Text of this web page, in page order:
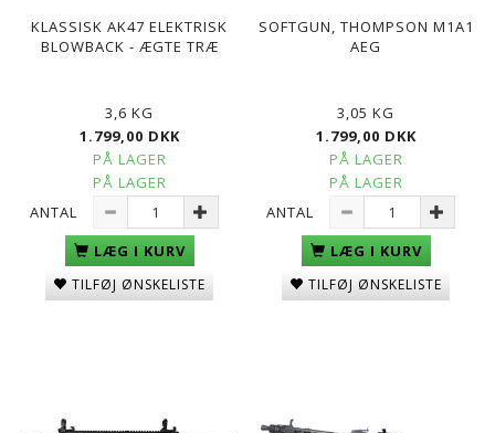
KLASSISK AK47 ELEKTRISK
BLOWBACK - ÆGTE TRÆ
3,6 KG
1.799,00 DKK
PÅ LAGER
PÅ LAGER
ANTAL
LÆG I KURV
TILFØJ ØNSKELISTE
SOFTGUN, THOMPSON M1A1
AEG
3,05 KG
1.799,00 DKK
PÅ LAGER
PÅ LAGER
ANTAL
LÆG I KURV
TILFØJ ØNSKELISTE